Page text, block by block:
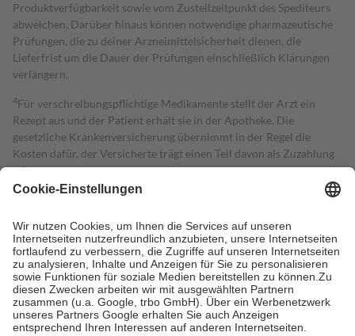
Produktverfügbarkeit sowie vom Zustellzeitpunkt des Spediteurs
abweichen. Darüber hinaus können notwendige pharmazeutische
Prüfungen, die zu deiner Arzneimittelsicherheit dienen, die
Lieferfrist um die Dauer der Prüfungen einschließlich Klärungen
verlängern.
4Für verschreibungspflichtige Medikamente stellt der Arzt ein
Rezept aus und der Patient erhält sie in der Apotheke. Die
gesetzliche Krankenversicherung übernimmt in der Regel die
Kosten dafür, der Versicherte trägt einen Teil davon als Zuzahlung
mit.
Grundsätzlich leisten Mitglieder Zuzahlungen in Höhe von zehn
höchstens zehn Euro.
Es sind jedoch nie mehr als die tatsächlichen
Kosten der Leistung zu entrichten.
Diese Regeln gelten grundsätzlich auch für Online-Apotheken.
Bei Heilmitteln und häuslicher Krankenpflege beträgt die
Zuzahlung zehn Prozent der Kosten sowie zehn Euro je
Verordnung.
Um das Engagement der Versicherten für ihre eigene Gesundheit zu